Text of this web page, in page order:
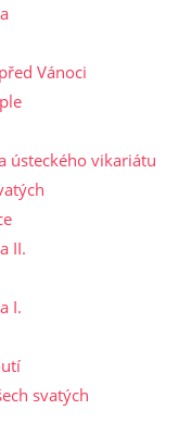
Vánoci
ústeckého vikariátu
II.
I.
svatých